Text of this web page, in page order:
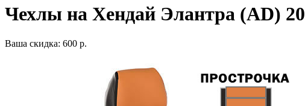
Чехлы на Хендай Элантра (AD)
Ваша скидка: 600 р.